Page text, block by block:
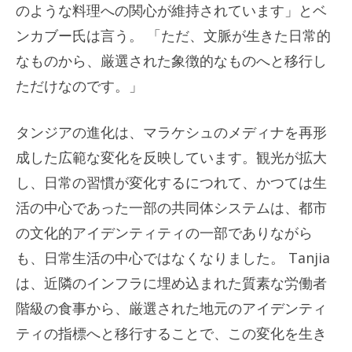
のような料理への関心が維持されています」とベ
ンカブー氏は言う。 「ただ、文脈が生きた日常的
なものから、厳選された象徴的なものへと移行し
ただけなのです。」
タンジアの進化は、マラケシュのメディナを再形
成した広範な変化を反映しています。観光が拡大
し、日常の習慣が変化するにつれて、かつては生
活の中心であった一部の共同体システムは、都市
の文化的アイデンティティの一部でありながら
も、日常生活の中心ではなくなりました。 Tanjia
は、近隣のインフラに埋め込まれた質素な労働者
階級の食事から、厳選された地元のアイデンティ
ティの指標へと移行することで、この変化を生き